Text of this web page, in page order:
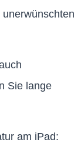
Sie lange
am iPad: